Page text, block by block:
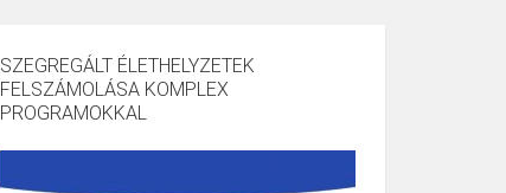
SZEGREGÁLT ÉLETHELYZETEK
FELSZÁMOLÁSA KOMPLEX
PROGRAMOKKAL